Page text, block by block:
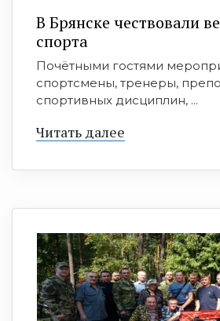
В Брянске чествовали
спорта
Почётными гостями
спортсмены, тренеры,
спортивных дисциплин, ...
Читать далее